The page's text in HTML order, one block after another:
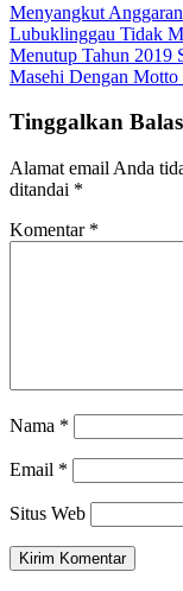
Menyangkut
Lubuklinggau Tidak
Menutup Tahun 2019
Masehi Dengan
Tinggalkan
Alamat email Anda
ditandai *
Komentar *
Nama *
Email *
Situs Web